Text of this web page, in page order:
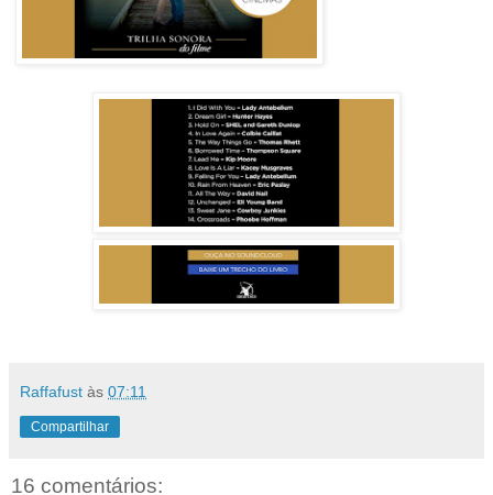
Raffafust às 07:11
Compartilhar
16 comentários: